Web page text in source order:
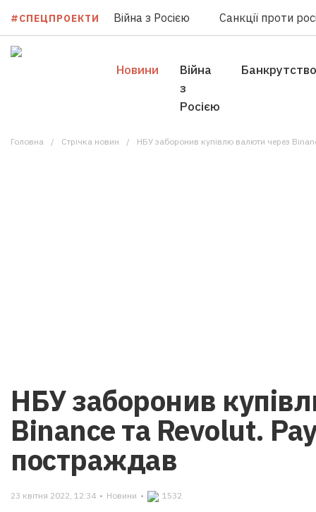
#СПЕЦПРОЕКТИ Війна з Росією Санкції проти
Новини
Війна
з
Росією
Банкрутство
Головна Стрічка новин НБУ заборонив купівлю валюти через
НБУ заборонив
Binance та Revolut.
постраждав
23 квітня 2022, 12:34 • Новини • 1532